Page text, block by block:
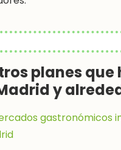
planes que
y
gastronómicos